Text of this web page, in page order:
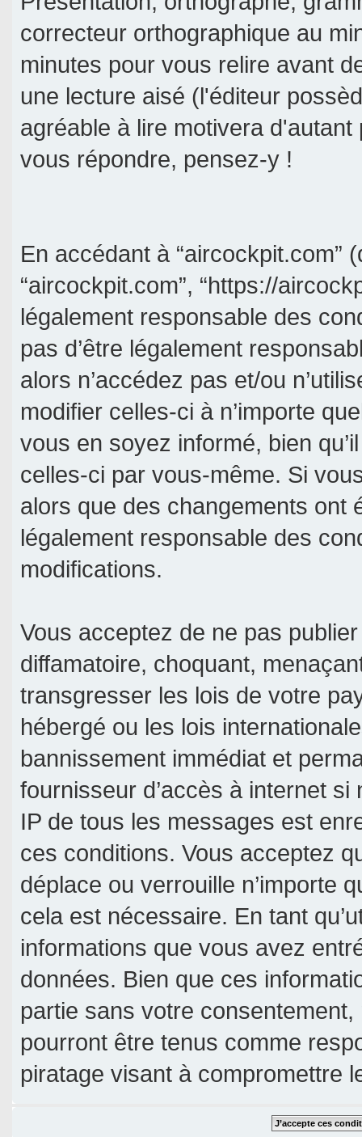
correcteur orthographique au
minutes pour vous relire avant
une lecture aisé (l'éditeur
agréable à lire motivera
vous répondre, pensez-y !
En accédant à “aircockpit.com”
“aircockpit.com”, “https://
légalement responsable des
pas d’être légalement
alors n’accédez pas et/ou
modifier celles-ci à n’importe
vous en soyez informé, bien
celles-ci par vous-même. Si
alors que des changements ont
légalement responsable des
modifications.
Vous acceptez de ne pas
diffamatoire, choquant,
transgresser les lois de votre
hébergé ou les lois
bannissement immédiat et
fournisseur d’accès à internet
IP de tous les messages est
ces conditions. Vous acceptez
déplace ou verrouille n’importe
cela est nécessaire. En tant
informations que vous avez
données. Bien que ces
partie sans votre consentement,
pourront être tenus comme
piratage visant à compromettre